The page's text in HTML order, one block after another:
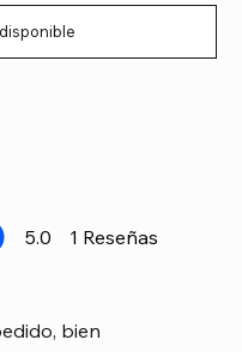
5.0 1 Reseñas
5 de 5, basada en 1
bien